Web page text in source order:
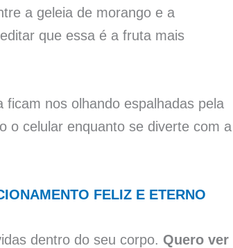
a geleia de morango e a
que essa é a fruta mais
nos olhando espalhadas pela
o celular enquanto se diverte com a
FELIZ E ETERNO
dentro do seu corpo. Quero ver